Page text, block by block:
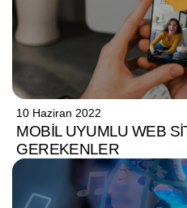
10 Haziran 2022
MOBIL UYUMLU WEB
GEREKENLER